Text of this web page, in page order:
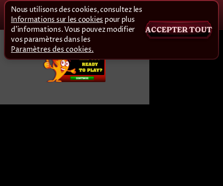
Nous utilisons des cookies, consultez les
Informations sur les cookies pour plus
d'informations. Vous pouvez modifier
vos paramètres dans les
Paramètres des cookies.
ACCEPTER TOUT